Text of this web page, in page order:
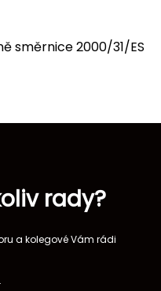
směrnice 2000/31/ES
rady?
a kolegové Vám rádi